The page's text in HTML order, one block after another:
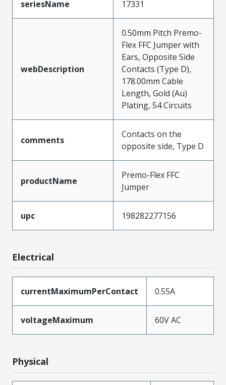
seriesName 17331
webDescription
0.50mm Pitch Premo-
Flex FFC Jumper with
Ears, Opposite Side
Contacts (Type D),
178.00mm Cable
Length, Gold (Au)
Plating, 54 Circuits
comments
Contacts on the
opposite side, Type D
productName
Premo-Flex FFC
Jumper
upc 198282277156
Electrical
currentMaximumPerContact 0.55A
voltageMaximum 60V AC
Physical